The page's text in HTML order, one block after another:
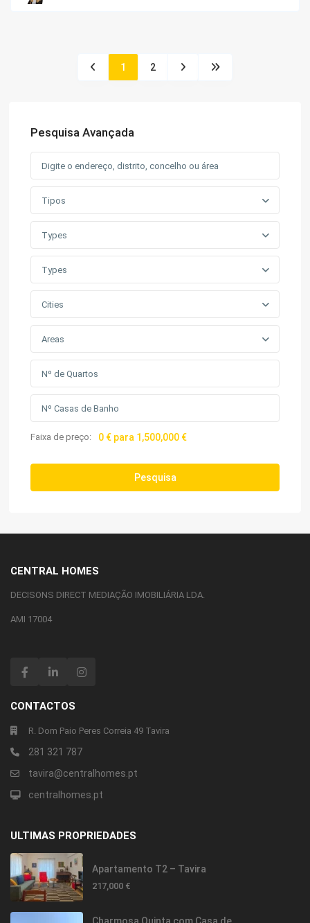
1 2
Pesquisa Avançada
Tipos
Types
Types
Cities
Areas
Faixa de preço: 0 € para 1,500,000 €
Pesquisa
CENTRAL HOMES
DECISONS DIRECT MEDIAÇÃO IMOBILIÁRIA LDA.
AMI 17004
CONTACTOS
R. Dom Paio Peres Correia 49 Tavira
281 321 787
tavira@centralhomes.pt
centralhomes.pt
ULTIMAS PROPRIEDADES
Apartamento T2 – Tavira
217,000 €
Charmosa Quinta com Casa de